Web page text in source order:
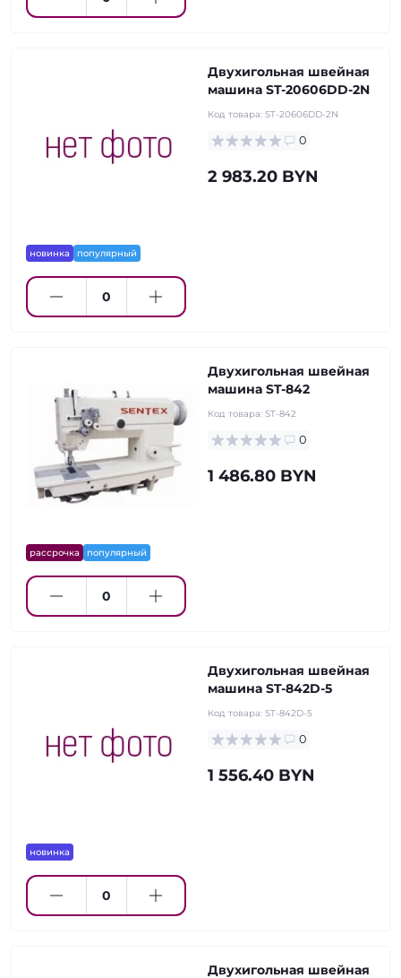
новинка популярный
Двухигольная швейная
машина ST-20606DD-2N
Код товара: ST-20606DD-2N
0
2 983.20 BYN
рассрочка популярный
Двухигольная швейная
машина ST-842
Код товара: ST-842
0
1 486.80 BYN
новинка
Двухигольная швейная
машина ST-842D-5
Код товара: ST-842D-5
0
1 556.40 BYN
Двухигольная швейная